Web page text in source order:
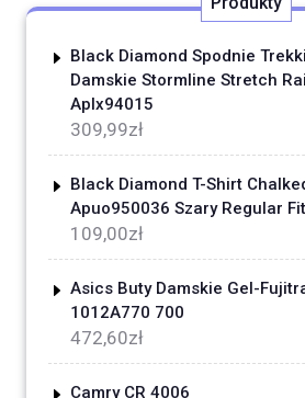
Black Diamond Spodnie
Damskie Stormline Stretch
Aplx94015
309,99zł
Black Diamond T-Shirt
Apuo950036 Szary Regular Fit
109,00zł
Asics Buty Damskie Gel-
1012A770 700
472,60zł
Camry CR 4006